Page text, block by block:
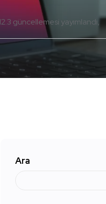
güncellemesi yayımlandı
Ara